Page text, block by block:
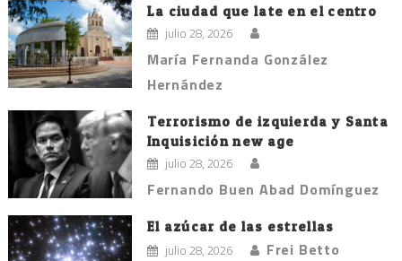
entradas
La ciudad que late en el centro
julio 28, 2026
María Fernanda González
Hernández
Terrorismo de izquierda y Santa
Inquisición new age
julio 28, 2026
Fernando Buen Abad Domínguez
El azúcar de las estrellas
julio 28, 2026 Frei Betto